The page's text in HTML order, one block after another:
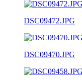
DSC09472.JPG
DSC09470.JPG